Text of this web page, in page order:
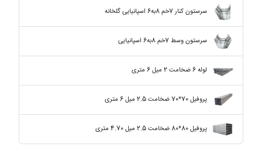
سرستون کنار 7خم 8به6 اسپانیایی گلخانه
سرستون وسط 7خم 8به6 اسپانیایی
لوله 6 ضخامت 2 میل 6 متری
پروفیل 70*70 ضخامت 2.5 میل 6 متری
پروفیل 80*80 ضخامت 2.5 میل 4.70 متری